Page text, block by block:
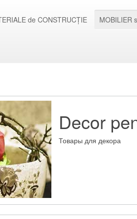
de CONSTRUCȚIE MOBILIER
Decor
Товары для декора